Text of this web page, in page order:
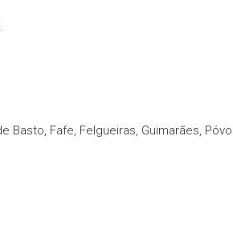
Fafe, Felgueiras, Guimarães,